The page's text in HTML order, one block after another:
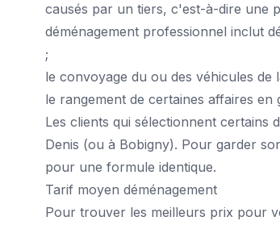
causés par un tiers, c'est-à-dire une
déménagement professionnel inclut
;
le convoyage du ou des véhicules
le rangement de certaines affaires en
Les clients qui sélectionnent
Denis (ou à Bobigny). Pour garder
pour une formule identique.
Tarif moyen déménagement
Pour trouver les meilleurs prix pour